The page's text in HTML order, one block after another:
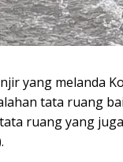
yang melanda
tata ruang
ruang yang